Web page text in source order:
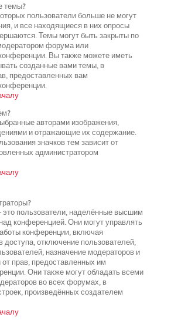
темы?
пользователи больше не могут
и все находящиеся в них опросы
Темы могут быть закрыты по
форума или
Вы также можете иметь
созданные вами темы, в
предоставленных вам
авторами изображения,
и отражающие их содержание.
значков тем зависит от
администратором
пользователи, наделённые высшим
конференцией. Они могут управлять
конференции, включая
доступа, отключение пользователей,
назначение модераторов и
от прав, предоставленных им
Они также могут обладать всеми
во всех форумах, в
произведённых создателем